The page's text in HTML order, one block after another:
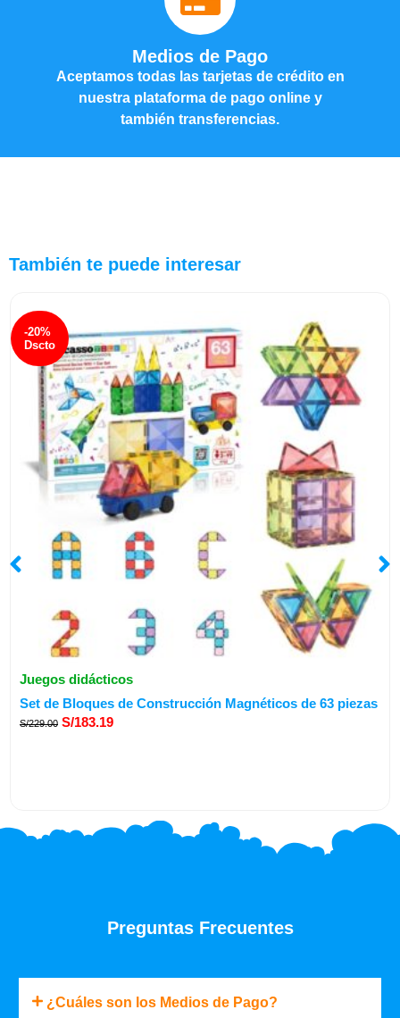
Medios de Pago
Aceptamos todas las tarjetas de crédito en
nuestra plataforma de pago online y
también transferencias.
También te puede interesar
-20%
Dscto
Juegos didácticos
Set de Bloques de Construcción Magnéticos de 63 piezas
S/229.00
El
precio
original
S/183.19
El
precio
Preguntas Frecuentes
¿Cuáles son los Medios de Pago?